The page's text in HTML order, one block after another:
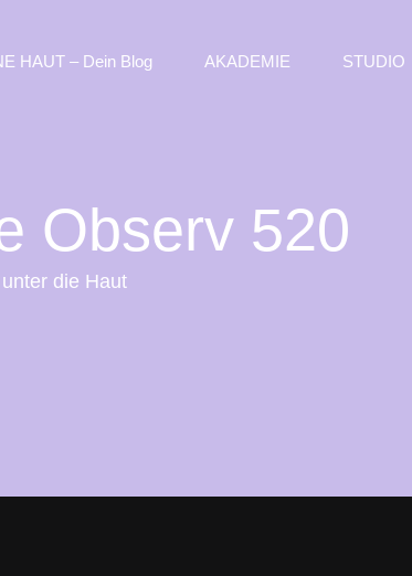
HAUT – Dein Blog AKADEMIE STUDIO
Observ 520
die Haut